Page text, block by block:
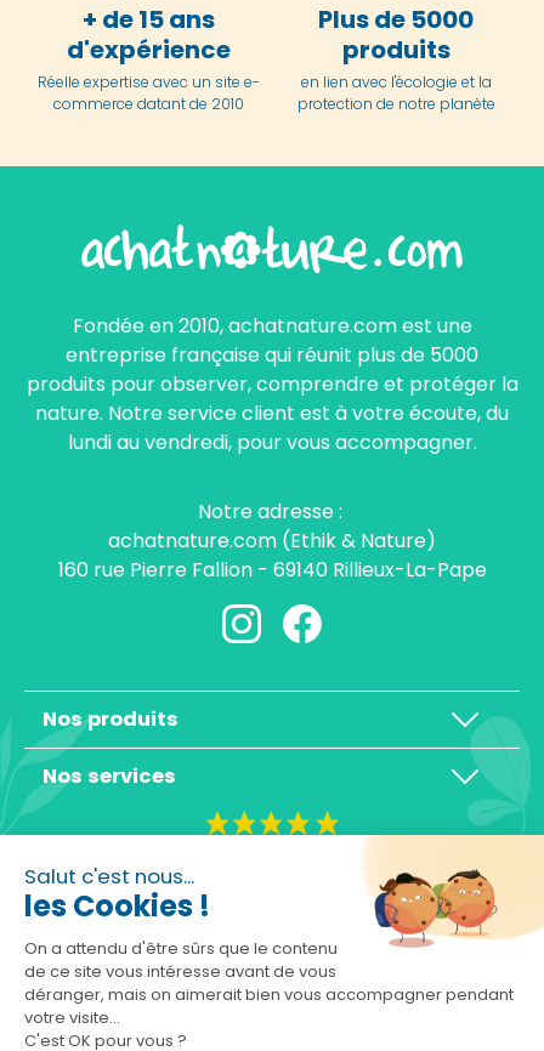
Salut c'est nous...
les Cookies !
On a attendu d'être sûrs que le contenu
de ce site vous intéresse avant de vous
déranger, mais on aimerait bien vous accompagner pendant
votre visite...
C'est OK pour vous ?
+ de 15 ans
d'expérience
Réelle expertise avec un site e-
commerce datant de 2010
Plus de 5000
produits
en lien avec l'écologie et la
protection de notre planète
Fondée en 2010, achatnature.com est une
entreprise française qui réunit plus de 5000
produits pour observer, comprendre et protéger la
nature. Notre service client est à votre écoute, du
lundi au vendredi, pour vous accompagner.
Notre adresse :
achatnature.com (Ethik & Nature)
160 rue Pierre Fallion - 69140 Rillieux-La-Pape
Nos produits
Nos services